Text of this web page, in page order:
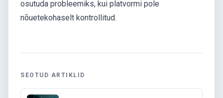
osutuda probleemiks, kui platvormi pole
nõuetekohaselt kontrollitud.
SEOTUD ARTIKLID